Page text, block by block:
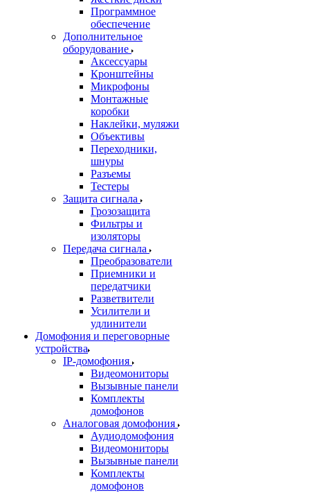
Программное
обеспечение
Дополнительное
оборудование
Аксессуары
Кронштейны
Микрофоны
Монтажные
коробки
Наклейки, муляжи
Объективы
Переходники,
шнуры
Разъемы
Тестеры
Защита сигнала
Грозозащита
Фильтры и
изоляторы
Передача сигнала
Преобразователи
Приемники и
передатчики
Разветвители
Усилители и
удлинители
Домофония и переговорные
устройства
IP-домофония
Видеомониторы
Вызывные панели
Комплекты
домофонов
Аналоговая домофония
Аудиодомофония
Видеомониторы
Вызывные панели
Комплекты
домофонов